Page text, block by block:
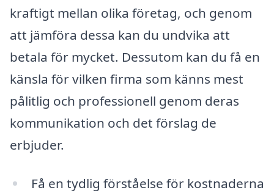
kraftigt mellan olika företag, och genom
att jämföra dessa kan du undvika att
betala för mycket. Dessutom kan du få en
känsla för vilken firma som känns mest
pålitlig och professionell genom deras
kommunikation och det förslag de
erbjuder.
Få en tydlig förståelse för kostnaderna